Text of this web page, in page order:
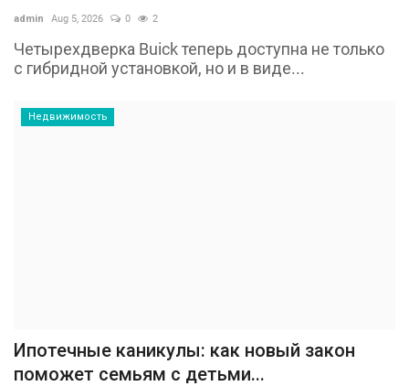
admin Aug 5, 2026 0 2
Четырехдверка Buick теперь доступна не только
с гибридной установкой, но и в виде...
Недвижимость
Ипотечные каникулы: как новый закон
поможет семьям с детьми...